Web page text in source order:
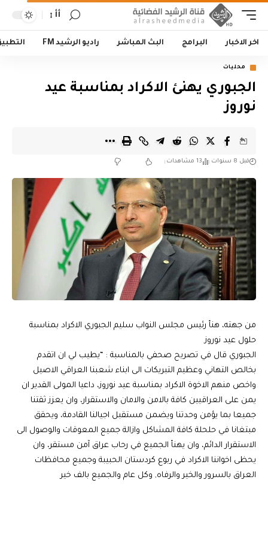
أأ
اخر الاخبار البرامج البث المباشر راديو الرشيد FM
محليات
الجبوري يهنئ الاكراد بمناسبة عيد
نوروز
قبل 8 سنوات 13 مشاهدات
من جهته، هنأ رئيس مجلس النواب سليم الجبوري الاكراد بمناسبة
حلول عيد نوروز
الجبوري قال في تصريح صحفي بالمناسبة : “يطيب لي ان اتقدم
بخالص التهاني وعظيم التبريكات الى ابناء شعبنا العراقي الاصيل
واخص منهم الاخوة الاكراد بمناسبة عيد نوروز، داعيا المولى القدير ان
يمن على العراقيين كافة بالامن والامان والاستقرار، وان يعزز ثقتنا
جميعا بما يؤمن وحدتنا ويضمن مستقبل اجيالنا القادمة، ويحقق
مبتغانا في حلحلة كافة المشاكل وازالة جميع المعوقات والوصول الى
الاستقرار الدائم، وان يهنأ الجميع في رحاب عراق آمن مستقر، وان
يحظى اخواننا الاكراد في ربوع كردستان الحبيبة وجميع محافظات
العراق بالسرور والخير والرفاه, وكل عام والجميع بالف خير